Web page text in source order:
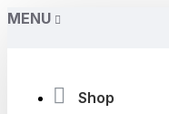
MENU
Shop